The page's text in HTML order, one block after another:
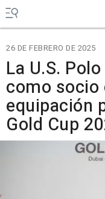
26 DE FEBRERO DE 2025
La U.S.
como
equipación
Gold Cup